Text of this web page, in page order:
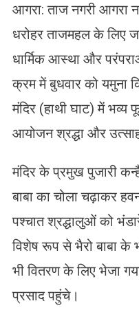
आगरा: ताज नगरी आगरा
धरोहर ताजमहल के लिए
धार्मिक आस्था और
क्रम में बुधवार को यमुना
मंदिर (हाथी घाट) में
आयोजन श्रद्धा और
मंदिर के प्रमुख पुजारी
बाबा का चोला चढ़ाकर
पश्चात श्रद्धालुओं को
विशेष रूप से भैरो बाबा
भी वितरण के लिए भेजा
प्रसाद पहुंचे।